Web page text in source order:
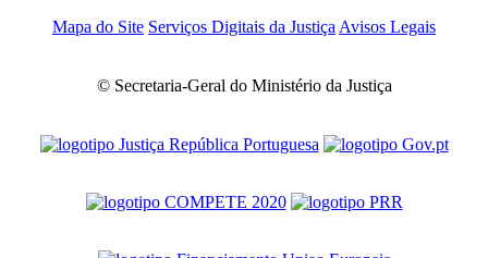
Mapa do Site Serviços Digitais da Justiça Avisos Legais
© Secretaria-Geral do Ministério da Justiça